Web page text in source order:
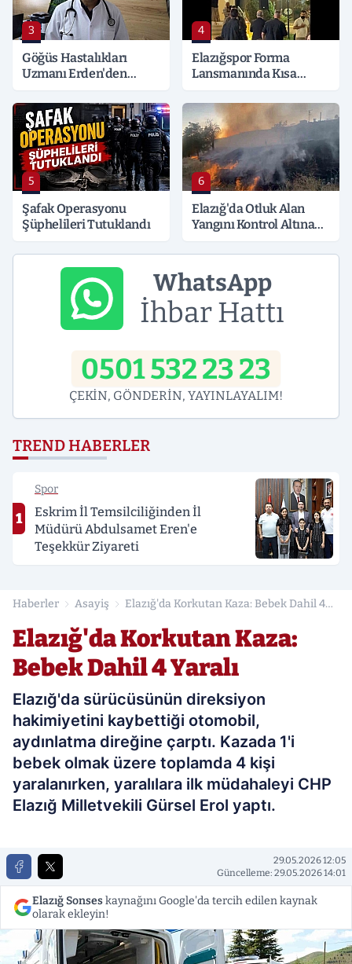
3
Göğüs Hastalıkları
Uzmanı Erden'den
4
Elazığspor Forma
Lansmanında Kısa
5
Şafak Operasyonu
Şüphelileri Tutuklandı
6
Elazığ'da Otluk Alan
Yangını Kontrol Altına
WhatsApp
İhbar Hattı
0501 532 23 23
ÇEKİN, GÖNDERİN, YAYINLAYALIM!
TREND HABERLER
1
Spor
Eskrim İl Temsilciliğinden İl
Müdürü Abdulsamet Eren'e
Teşekkür Ziyareti
Haberler Asayiş
Elazığ'da Korkutan Kaza: Bebek Dahil 4
Elazığ'da Korkutan Kaza:
Bebek Dahil 4 Yaralı
Elazığ'da sürücüsünün direksiyon
hakimiyetini kaybettiği otomobil,
aydınlatma direğine çarptı. Kazada 1'i
bebek olmak üzere toplamda 4 kişi
yaralanırken, yaralılara ilk müdahaleyi CHP
Elazığ Milletvekili Gürsel Erol yaptı.
29.05.2026 12:05
Güncelleme: 29.05.2026 14:01
Elazığ Sonseskaynağını Google'da tercih edilen kaynak
olarak ekleyin!